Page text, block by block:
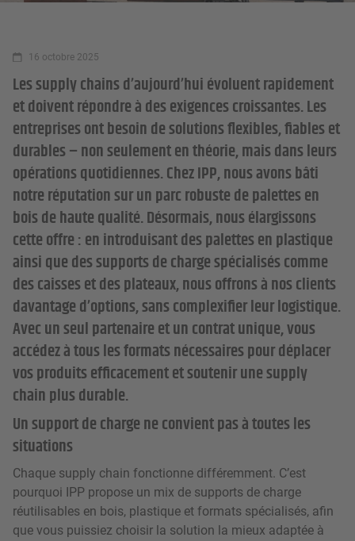
16 octobre 2025
Les supply chains d’aujourd’hui évoluent rapidement
et doivent répondre à des exigences croissantes. Les
entreprises ont besoin de solutions flexibles, fiables et
durables – non seulement en théorie, mais dans leurs
opérations quotidiennes. Chez IPP, nous avons bâti
notre réputation sur un parc robuste de palettes en
bois de haute qualité. Désormais, nous élargissons
cette offre : en introduisant des palettes en plastique
ainsi que des supports de charge spécialisés comme
des caisses et des plateaux, nous offrons à nos clients
davantage d’options, sans complexifier leur logistique.
Avec un seul partenaire et un contrat unique, vous
accédez à tous les formats nécessaires pour déplacer
vos produits efficacement et soutenir une supply
chain plus durable.
Un support de charge ne convient pas à toutes les
situations
Chaque supply chain fonctionne différemment. C’est
pourquoi IPP propose un mix de supports de charge
réutilisables en bois, plastique et formats spécialisés, afin
que vous puissiez choisir la solution la mieux adaptée à